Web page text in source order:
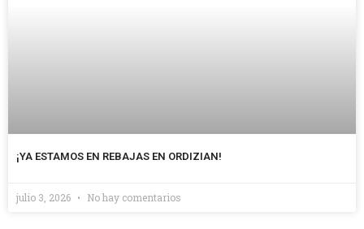
¡YA ESTAMOS EN REBAJAS EN ORDIZIAN!
julio 3, 2026 No hay comentarios